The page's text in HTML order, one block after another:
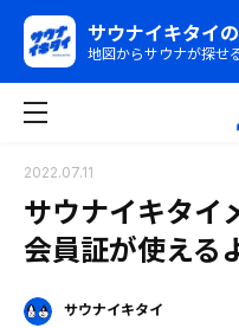
サウナイキタイ
地図からサウナが探せ
2022.07.11
サウナイキタイ
会員証が使える
サウナイキタイ